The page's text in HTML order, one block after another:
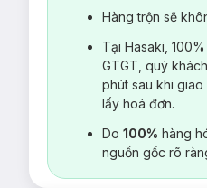
Hàng trộn sẽ
Tại Hasaki,
GTGT, quý
phút sau khi
lấy hoá đơn.
Do 100% hàng
nguồn gốc rõ